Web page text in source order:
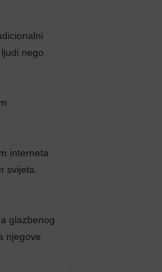
nego
interneta
svijeta.
glazbenog
njegove